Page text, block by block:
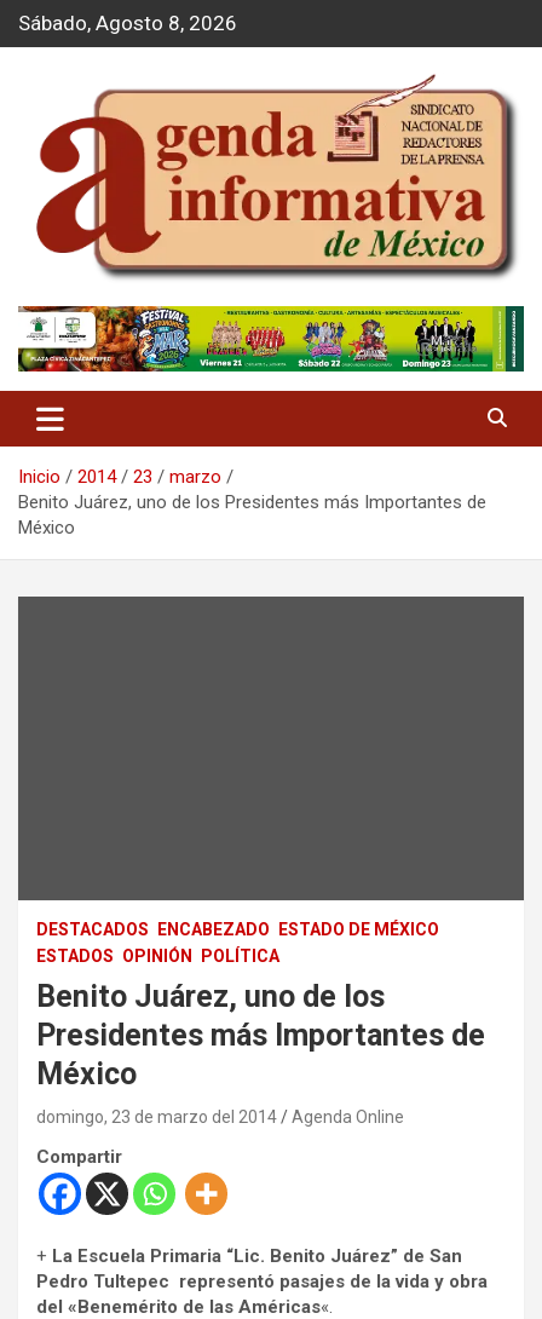
d
Sábado, Agosto 8, 2026
Agenda Informativa
Inicio 2014 23
marzo
Benito Juárez, uno de los Presidentes más Importantes de
México
DESTACADOS ENCABEZADO
ESTADO DE MÉXICO
ESTADOS OPINIÓN POLÍTICA
Benito Juárez, uno de los
Presidentes más Importantes de
México
domingo, 23 de marzo del 2014 Agenda Online
Compartir
+ La Escuela Primaria “Lic. Benito Juárez” de San
Pedro Tultepec representó pasajes de la vida y obra
del «Benemérito de las Américas«.